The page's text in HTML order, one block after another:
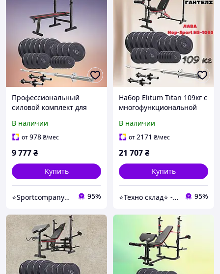
Профессиональный
силовой комплект для
Elitum Titan 109кг с лавой
HS-1080 штангой и
В наличии
от978₴/мес
9 777₴
Купить
⭐️Sportcompany⭐️ Інтернет магазин спортивних товарів⭐️ 95%
Набор Elitum Titan 109кг с
многофункциональной
штангой и гантелями
В наличии
от2171 ₴/мес
21 707₴
Купить
⭐️Техно склад⭐️ - лідери продажів продукції, завдяки новим технологіям. 95%